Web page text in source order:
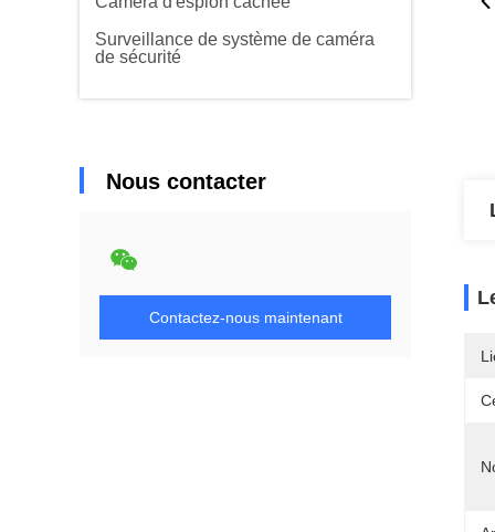
Surveillance de système de caméra
de sécurité
Nous contacter
Contactez-nous maintenant